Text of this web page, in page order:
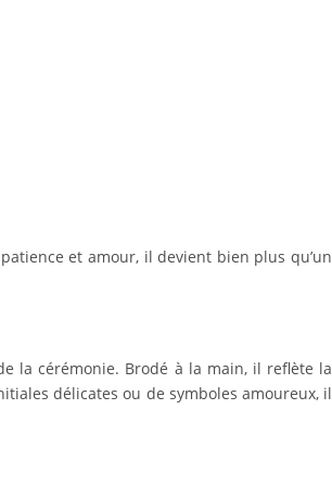
et amour, il devient bien plus qu’un
la cérémonie. Brodé à la main, il reflète la
délicates ou de symboles amoureux, il